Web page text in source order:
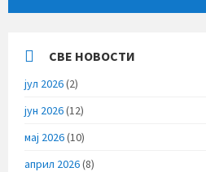
СВЕ НОВОСТИ
јул 2026(2)
јун 2026(12)
мај 2026(10)
април 2026(8)